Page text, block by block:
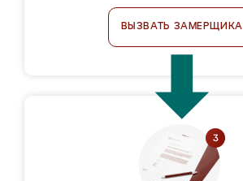
ВЫЗВАТЬ ЗАМЕРЩИКА